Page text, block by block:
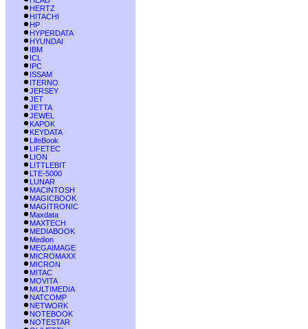
HERTZ
HITACHI
HP
HYPERDATA
HYUNDAI
IBM
ICL
IPC
ISSAM
ITERNO
JERSEY
JET
JETTA
JEWEL
KAPOK
KEYDATA
LifeBook
LIFETEC
LION
LITTLEBIT
LTE-5000
LUNAR
MACINTOSH
MAGICBOOK
MAGITRONIC
Maxdata
MAXTECH
MEDIABOOK
Medion
MEGAIMAGE
MICROMAXX
MICRON
MITAC
MOVITA
MULTIMEDIA
NATCOMP
NETWORK
NOTEBOOK
NOTESTAR